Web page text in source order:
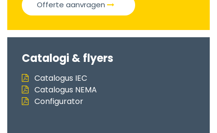
Offerte aanvragen
Catalogi & flyers
Catalogus IEC
Catalogus NEMA
Configurator